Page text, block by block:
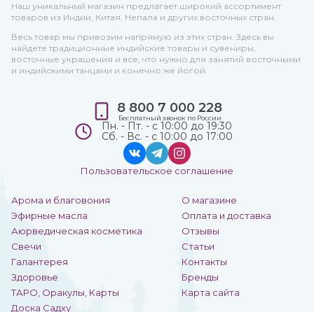
Наш уникальный магазин предлагает широкий ассортимент
товаров из Индии, Китая, Непала и других восточных стран.
Весь товар мы привозим напрямую из этих стран. Здесь вы
найдете традиционные индийские товары и сувениры,
восточные украшения и все, что нужно для занятий восточными
и индийскими танцами и конечно же йогой.
Арома и благовония
Эфирные масла
Аюрведическая косметика
Свечи
Галантерея
Здоровье
ТАРО, Оракулы, Карты
Доска Садху
О магазине
Оплата и доставка
Отзывы
Статьи
Контакты
Бренды
Карта сайта
8 800 7 000 228
Бесплатный звонок по России
Пн. - Пт. - с 10:00 до 19:30
Сб. - Вс. - с 10:00 до 17:00
Пользовательское соглашение